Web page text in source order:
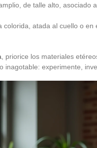
de talle alto, asociado
colorida, atada al cuello o
, priorice los materiales
inagotable: experimente,